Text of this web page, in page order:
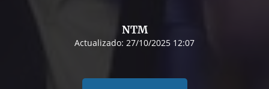
NTM
Actualizado: 27/10/2025 12:07